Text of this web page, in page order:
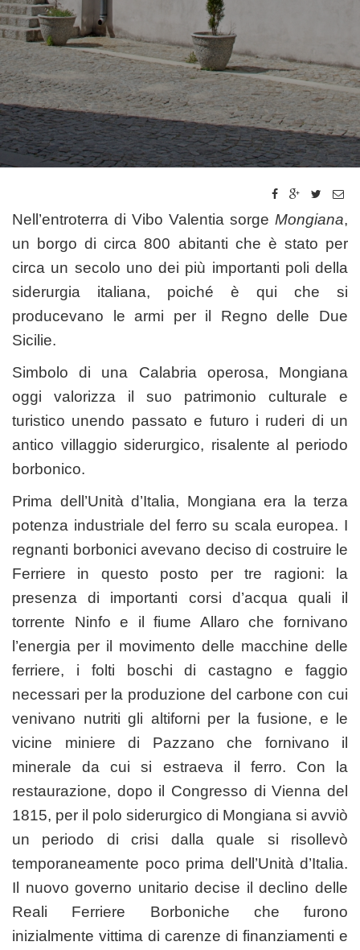
Nell’entroterra di Vibo Valentia sorge Mongiana,
un borgo di circa 800 abitanti che è stato per
circa un secolo uno dei più importanti poli della
siderurgia italiana, poiché è qui che si
producevano le armi per il Regno delle Due
Sicilie.
Simbolo di una Calabria operosa, Mongiana
oggi valorizza il suo patrimonio culturale e
turistico unendo passato e futuro i ruderi di un
antico villaggio siderurgico, risalente al periodo
borbonico.
Prima dell’Unità d’Italia, Mongiana era la terza
potenza industriale del ferro su scala europea. I
regnanti borbonici avevano deciso di costruire le
Ferriere in questo posto per tre ragioni: la
presenza di importanti corsi d’acqua quali il
torrente Ninfo e il fiume Allaro che fornivano
l’energia per il movimento delle macchine delle
ferriere, i folti boschi di castagno e faggio
necessari per la produzione del carbone con cui
venivano nutriti gli altiforni per la fusione, e le
vicine miniere di Pazzano che fornivano il
minerale da cui si estraeva il ferro. Con la
restaurazione, dopo il Congresso di Vienna del
1815, per il polo siderurgico di Mongiana si avviò
un periodo di crisi dalla quale si risollevò
temporaneamente poco prima dell’Unità d’Italia.
Il nuovo governo unitario decise il declino delle
Reali Ferriere Borboniche che furono
inizialmente vittima di carenze di finanziamenti e